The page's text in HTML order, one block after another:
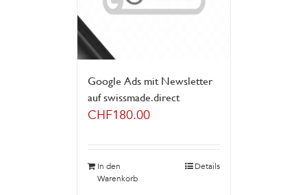
Google Ads mit Newsletter
auf swissmade.direct
CHF180.00
In den
Warenkorb
Details